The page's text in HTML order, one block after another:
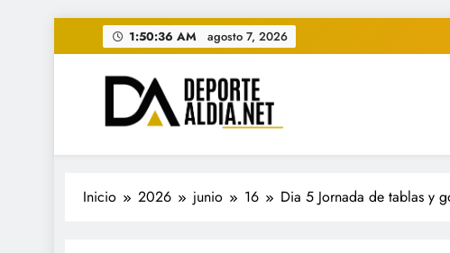
al
contenido
1:50:38 AM agosto 7, 2026
• DEPORTE AL DIA •
www.deportealdia.net #deportealdia #deportealdiard
Inicio 2026 junio 16 Dia 5 Jornada de tablas y